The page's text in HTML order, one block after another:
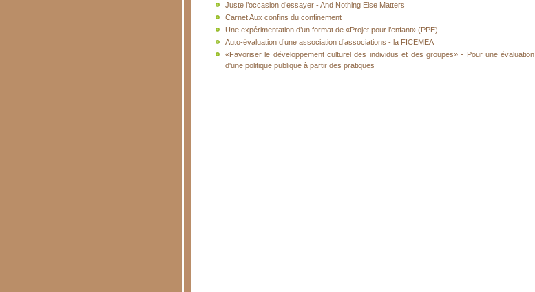
Juste l’occasion d’essayer - And Nothing Else Matters
Carnet Aux confins du confinement
Une expérimentation d’un format de «Projet pour l’enfant» (PPE)
Auto-évaluation d’une association d’associations - la FICEMEA
«Favoriser le développement culturel des individus et des groupes» - Pour une évaluation
d'une politique publique à partir des pratiques